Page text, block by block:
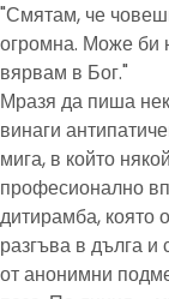
"Смятам, че
огромна. Може би
вярвам в Бог."
Мразя да пиша
винаги
мига, в който
професионално
дитирамба, която
разгъва в дълга
от анонимни